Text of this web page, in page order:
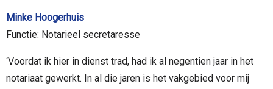
Minke Hoogerhuis
Functie: Notarieel secretaresse
‘Voordat ik hier in dienst trad, had ik al negentien jaar in het
notariaat gewerkt. In al die jaren is het vakgebied voor mij